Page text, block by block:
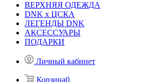
ВЕРХНЯЯ ОДЕЖДА
DNK x ЦСКА
ЛЕГЕНДЫ DNK
АКСЕССУАРЫ
ПОДАРКИ
Личный кабинет
Корзина0